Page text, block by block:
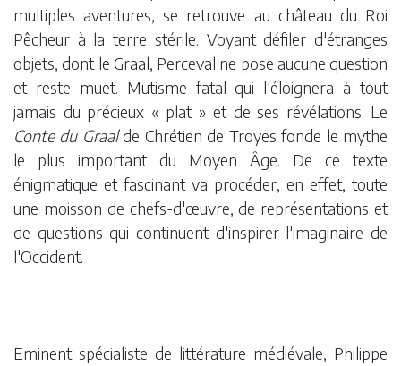
multiples aventures, se retrouve au château du Roi
Pêcheur à la terre stérile. Voyant défiler d'étranges
objets, dont le Graal, Perceval ne pose aucune question
et reste muet. Mutisme fatal qui l'éloignera à tout
jamais du précieux « plat » et de ses révélations. Le
Conte du Graalde Chrétien de Troyes fonde le mythe
le plus important du Moyen Âge. De ce texte
énigmatique et fascinant va procéder, en effet, toute
une moisson de chefs-d'œuvre, de représentations et
de questions qui continuent d'inspirer l'imaginaire de
l'Occident.
Eminent spécialiste de littérature médiévale, Philippe